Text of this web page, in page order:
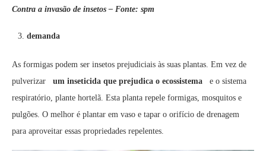
Contra a invasão de insetos – Fonte: spm
demanda
As formigas podem ser insetos prejudiciais às suas plantas. Em vez de
pulverizar um inseticida que prejudica o ecossistema e o sistema
respiratório, plante hortelã. Esta planta repele formigas, mosquitos e
pulgões. O melhor é plantar em vaso e tapar o orifício de drenagem
para aproveitar essas propriedades repelentes.